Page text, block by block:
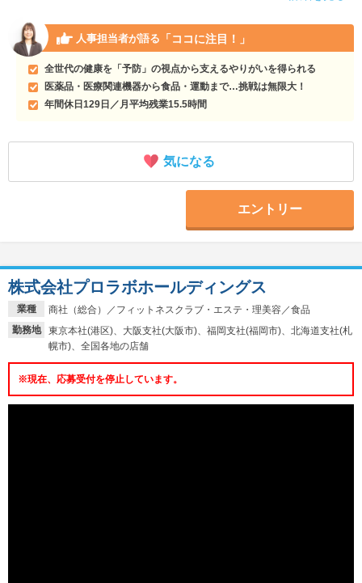
人事担当者が語る 「ココに注目！」
全世代の健康を「予防」の視点から支えるやりがいを得られる
医薬品・医療関連機器から食品・運動まで…挑戦は無限大！
年間休日129日／月平均残業15.5時間
気になる
エントリー
業種
商社（総合）／フィットネスクラブ・エステ・理美容／食品
勤務地
東京本社(港区)、大阪支社(大阪市)、福岡支社(福岡市)、北海道支社(札
幌市)、全国各地の店舗
株式会社プロラボホールディングス
※現在、応募受付を停止しています。